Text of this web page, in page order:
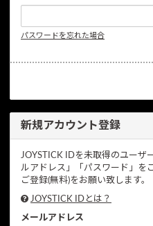
パスワードを忘れた場合
新規アカウント登録
JOYSTICK IDを未取得のユーザ
ルアドレス」「パスワード」を
ご登録(無料)をお願い致します。
JOYSTICK IDとは？
メールアドレス